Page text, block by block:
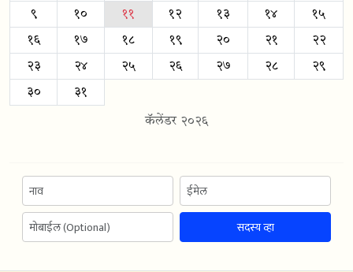
९ १० ११ १२ १३ १४ १५
१६ १७ १८ १९ २० २१ २२
२३ २४ २५ २६ २७ २८ २९
३० ३१
कॅलेंडर २०२६
सदस्य व्हा